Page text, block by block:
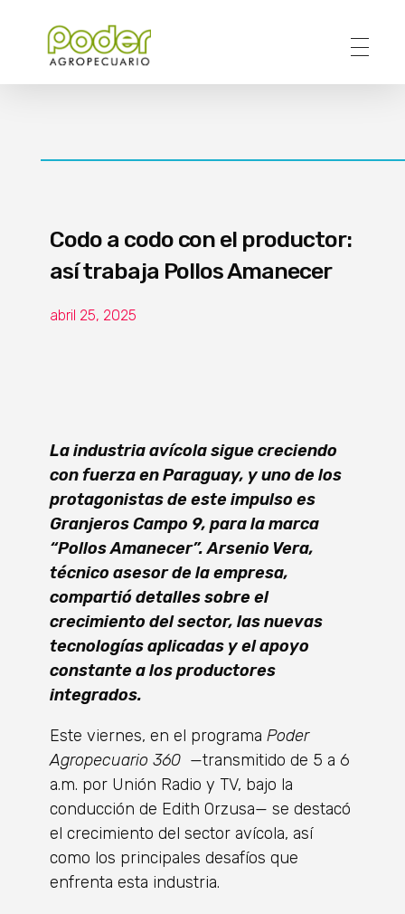
Codo a codo con el productor:
así trabaja Pollos Amanecer
abril 25, 2025
La industria avícola sigue creciendo
con fuerza en Paraguay, y uno de los
protagonistas de este impulso es
Granjeros Campo 9, para la marca
“Pollos Amanecer”. Arsenio Vera,
técnico asesor de la empresa,
compartió detalles sobre el
crecimiento del sector, las nuevas
tecnologías aplicadas y el apoyo
constante a los productores
integrados.
Este viernes, en el programa Poder
Agropecuario 360 —transmitido de 5 a 6
a.m. por Unión Radio y TV, bajo la
conducción de Edith Orzusa— se destacó
el crecimiento del sector avícola, así
como los principales desafíos que
enfrenta esta industria.